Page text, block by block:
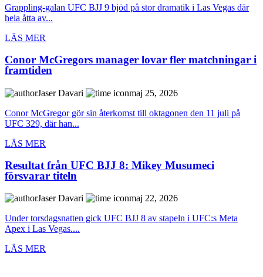
Grappling-galan UFC BJJ 9 bjöd på stor dramatik i Las Vegas där
hela åtta av...
LÄS MER
Conor McGregors manager lovar fler matchningar i
framtiden
Jaser Davari
maj 25, 2026
Conor McGregor gör sin återkomst till oktagonen den 11 juli på
UFC 329, där han...
LÄS MER
Resultat från UFC BJJ 8: Mikey Musumeci
försvarar titeln
Jaser Davari
maj 22, 2026
Under torsdagsnatten gick UFC BJJ 8 av stapeln i UFC:s Meta
Apex i Las Vegas....
LÄS MER